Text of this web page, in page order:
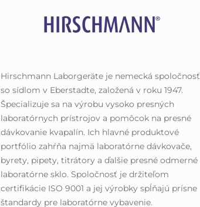
Hirschmann Laborgeräte je nemecká spoločnosť
so sídlom v Eberstadte, založená v roku 1947.
Špecializuje sa na výrobu vysoko presných
laboratórnych prístrojov a pomôcok na presné
dávkovanie kvapalín. Ich hlavné produktové
portfólio zahŕňa najmä laboratórne dávkovače,
byrety, pipety, titrátory a ďalšie presné odmerné
laboratórne sklo. Spoločnosť je držiteľom
certifikácie ISO 9001 a jej výrobky spĺňajú prísne
štandardy pre laboratórne vybavenie.